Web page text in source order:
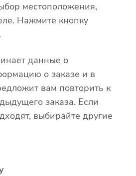
местоположения,
Нажмите кнопку
данные о
о заказе и в
вам повторить к
заказа. Если
выбирайте другие